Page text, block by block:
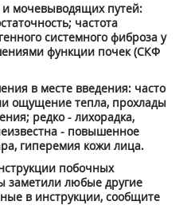
мочевыводящих путей:
частота
системного фиброза у
функции почек (СКФ
в месте введения: часто
ощущение тепла, прохлады
редко - лихорадка,
- повышенное
гиперемия кожи лица.
побочных
заметили любые другие
в инструкции, сообщите